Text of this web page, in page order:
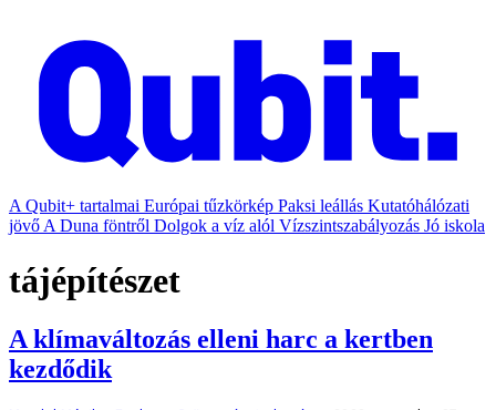
A Qubit+ tartalmai Európai tűzkörkép Paksi leállás Kutatóhálózati
jövő A Duna föntről Dolgok a víz alól Vízszintszabályozás Jó iskola
tájépítészet
A klímaváltozás elleni harc a kertben
kezdődik